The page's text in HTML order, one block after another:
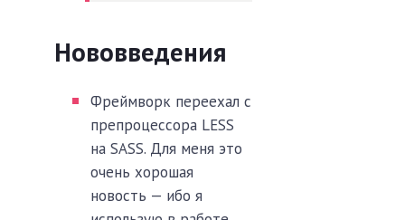
Нововведения
Фреймворк переехал с
препроцессора LESS
на SASS. Для меня это
очень хорошая
новость — ибо я